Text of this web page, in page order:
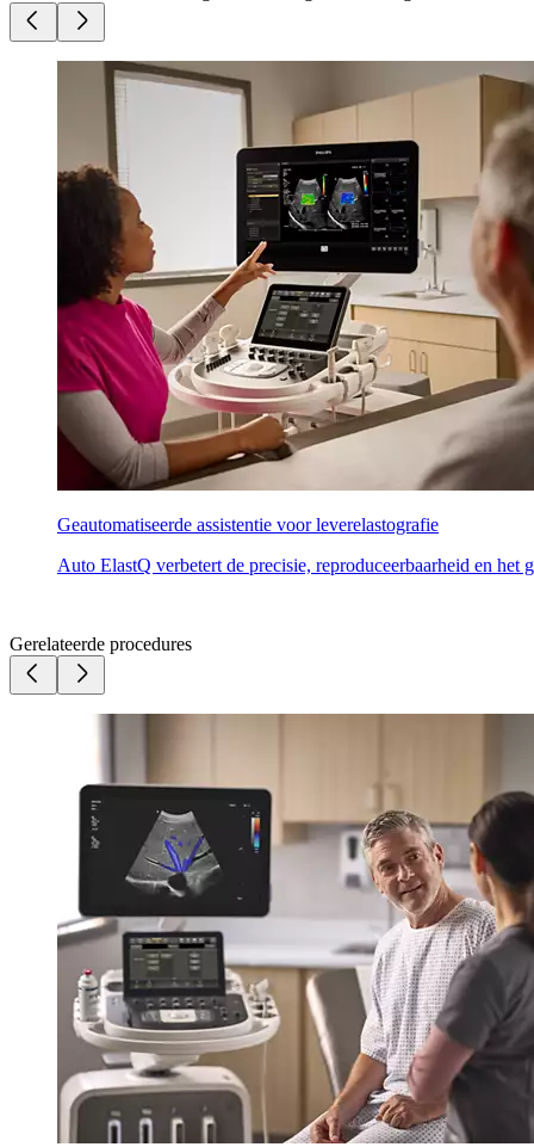
Geautomatiseerde assistentie voor leverelastografie
Auto ElastQ verbetert de precisie, reproduceerbaarheid en
Gerelateerde procedures